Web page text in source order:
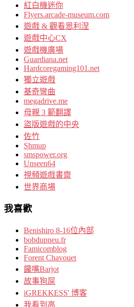
紅白機迷你
Flyers.arcade-museum.com
遊戲 & 觀看恩利涅
遊戲中心CX
遊戲機廣場
Guardiana.net
Hardcoregaming101.net
獨立遊戲
基奇彎曲
megadrive.me
母親 3 範翻譯
盜版遊戲的中央
佐竹
Shmup
smspower.org
Unseen64
視頻遊戲書齋
世界商場
我喜歡
Benishiro 8-16位內部
bobdupneu.fr
Famicomblog
Forent Chavouet
饞嘴Barjot
故事狗屎
iGREKKESS' 博客
我看到高